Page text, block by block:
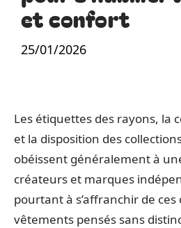
et confort
25/01/2026
Les étiquettes des rayons, la
et la disposition des
obéissent généralement à
créateurs et marques
pourtant à s’affranchir de ces
vêtements pensés sans